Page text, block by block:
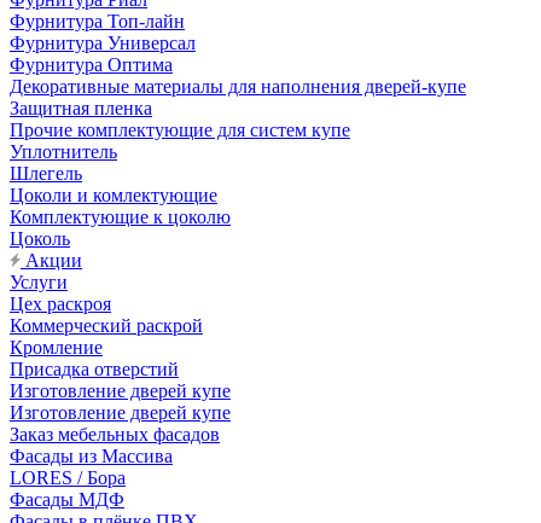
Фурнитура Топ-лайн
Фурнитура Универсал
Фурнитура Оптима
Декоративные материалы для наполнения дверей-купе
Защитная пленка
Прочие комплектующие для систем купе
Уплотнитель
Шлегель
Цоколи и комлектующие
Комплектующие к цоколю
Цоколь
Акции
Услуги
Цех раскроя
Коммерческий раскрой
Кромление
Присадка отверстий
Изготовление дверей купе
Изготовление дверей купе
Заказ мебельных фасадов
Фасады из Массива
LORES / Бора
Фасады МДФ